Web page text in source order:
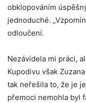
obklopováním
jednoduché.
odloučení.
Nezávidela mi práci,
Kupodivu však
tak neřešila to, že je
přemoci nemohla byl